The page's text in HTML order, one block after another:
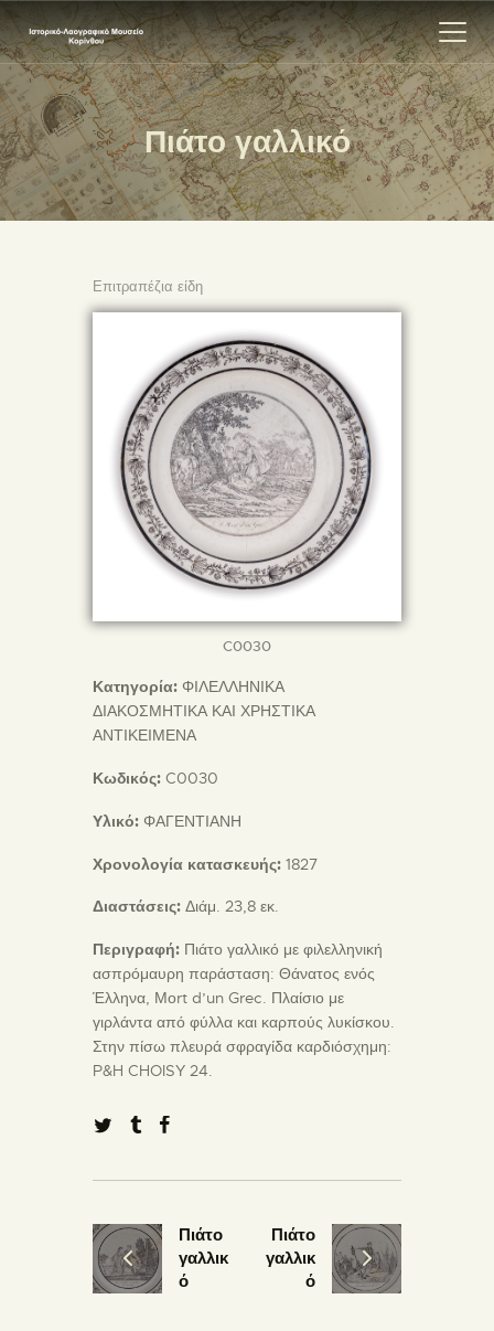
Πιάτο γαλλικό
ΑΡΧΙΚΗ
ΕΚΘΕΣΗ
ΣΧΕΤΙΚΑ
Επιτραπέζια είδη
C0030
Κατηγορία: ΦΙΛΕΛΛΗΝΙΚΑ
ΔΙΑΚΟΣΜΗΤΙΚΑ ΚΑΙ ΧΡΗΣΤΙΚΑ
ΑΝΤΙΚΕΙΜΕΝΑ
Κωδικός: C0030
Υλικό: ΦΑΓΕΝΤΙΑΝΗ
Χρονολογία κατασκευής: 1827
Διαστάσεις: Διάμ. 23,8 εκ.
Περιγραφή: Πιάτο γαλλικό με φιλελληνική
ασπρόμαυρη παράσταση: Θάνατος ενός
Έλληνα, Μοrt d’un Grec. Πλαίσιο με
γιρλάντα από φύλλα και καρπούς λυκίσκου.
Στην πίσω πλευρά σφραγίδα καρδιόσχημη:
P&H CHOISY 24.
Πιάτο
γαλλικ
ό
Πιάτο
γαλλικ
ό